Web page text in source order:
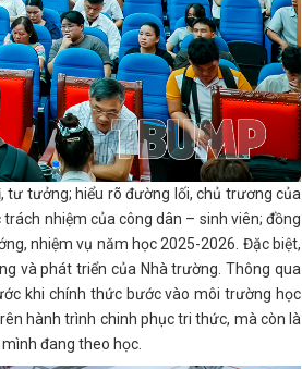
tưởng; hiểu rõ đường lối, chủ trương của
nhiệm của công dân – sinh viên; đồng
nhiệm vụ năm học 2025-2026. Đặc biệt,
và phát triển của Nhà trường. Thông qua
khi chính thức bước vào môi trường học
hành trình chinh phục tri thức, mà còn là
đang theo học.